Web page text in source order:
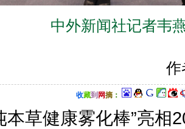
中外新闻社记者韦
收藏到 网摘：
本草健康雾化棒”亮相